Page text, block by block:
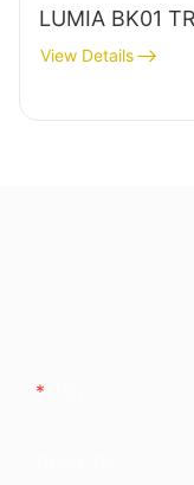
LUMIA BK01
View Details